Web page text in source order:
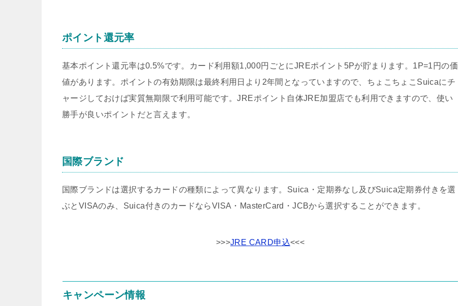
ポイント還元率
基本ポイント還元率は0.5%です。カード利用額1,000円ごとにJREポイント5Pが貯まります。1P=1円の価
値があります。ポイントの有効期限は最終利用日より2年間となっていますので、ちょこちょこSuicaにチ
ャージしておけば実質無期限で利用可能です。JREポイント自体JRE加盟店でも利用できますので、使い
勝手が良いポイントだと言えます。
国際ブランド
国際ブランドは選択するカードの種類によって異なります。Suica・定期券なし及びSuica定期券付きを選
ぶとVISAのみ、Suica付きのカードならVISA・MasterCard・JCBから選択することができます。
>>>JRE CARD申込<<<
キャンペーン情報